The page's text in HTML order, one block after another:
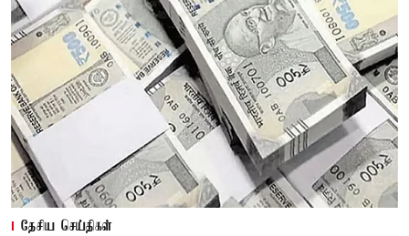
தேசிய செய்திகள்